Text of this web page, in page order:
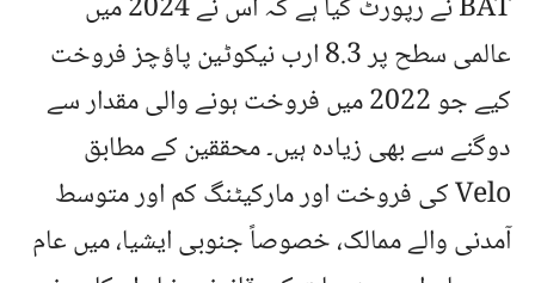
BAT نے رپورٹ کیا ہے کہ اس نے 2024 میں
عالمی سطح پر8.3 ارب نیکوٹین پاؤچز
فروخت
کیے جو 2022 میں فروخت ہونے والی مقدار سے
دوگنے سے بھی زیادہ ہیں۔ محققین کے مطابق
Velo کی فروخت اور مارکیٹنگ
کم اور متوسط
آمدنی والے ممالک، خصوصاً جنوبی ایشیا، میں عام